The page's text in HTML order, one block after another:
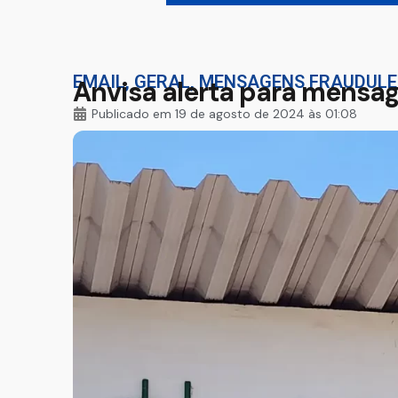
EMAIL,GERAL, MENSAGENS
Anvisa alerta para
Publicado em 19 de agosto de 2024 às 01:08